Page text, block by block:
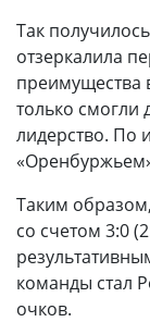
Так
отзеркалила
преимущества
только смогли
лидерство. По
Таким
со счетом 3:0
команды стал
очков.